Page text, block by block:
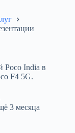
Poco India в
F4 5G.
3 месяца